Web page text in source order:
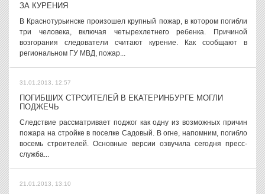
ЗА КУРЕНИЯ
В Краснотурьинске произошел крупный пожар, в котором погибли
три человека, включая четырехлетнего ребенка. Причиной
возгорания следователи считают курение. Как сообщают в
региональном ГУ МВД, пожар...
31.01.2013, 12:57
ПОГИБШИХ СТРОИТЕЛЕЙ В ЕКАТЕРИНБУРГЕ МОГЛИ
ПОДЖЕЧЬ
Следствие рассматривает поджог как одну из возможных причин
пожара на стройке в поселке Садовый. В огне, напомним, погибло
восемь строителей. Основные версии озвучила сегодня пресс-
служба...
21.01.2013, 13:10